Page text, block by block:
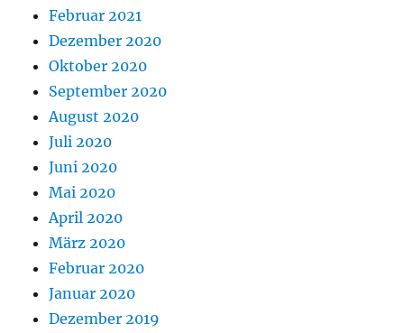
Februar 2021
Dezember 2020
Oktober 2020
September 2020
August 2020
Juli 2020
Juni 2020
Mai 2020
April 2020
März 2020
Februar 2020
Januar 2020
Dezember 2019